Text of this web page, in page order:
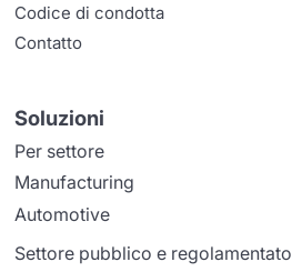
Codice di condotta
Contatto
Soluzioni
Per settore
Manufacturing
Automotive
Settore pubblico e regolamentato